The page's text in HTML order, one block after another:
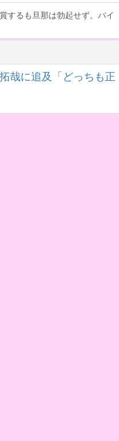
するも旦那は勃起せず。バイ
哉に追及「どっちも正